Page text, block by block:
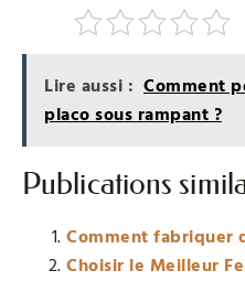
Lire aussi : Comment
placo sous rampant ?
Publications
Comment fabriquer
Choisir le Meilleur